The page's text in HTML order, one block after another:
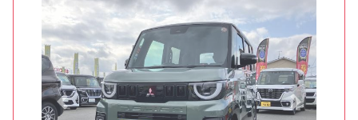
Previous Next